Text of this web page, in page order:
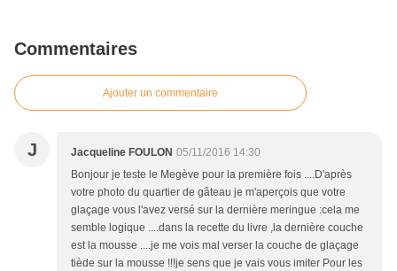
Commentaires
Ajouter un commentaire
J Jacqueline FOULON 05/11/2016 14:30
Bonjour je teste le Megève pour la première fois ....D'après
votre photo du quartier de gâteau je m'aperçois que votre
glaçage vous l'avez versé sur la dernière meringue :cela me
semble logique ....dans la recette du livre ,la dernière couche
est la mousse ....je me vois mal verser la couche de glaçage
tiède sur la mousse !!!je sens que je vais vous imiter Pour les